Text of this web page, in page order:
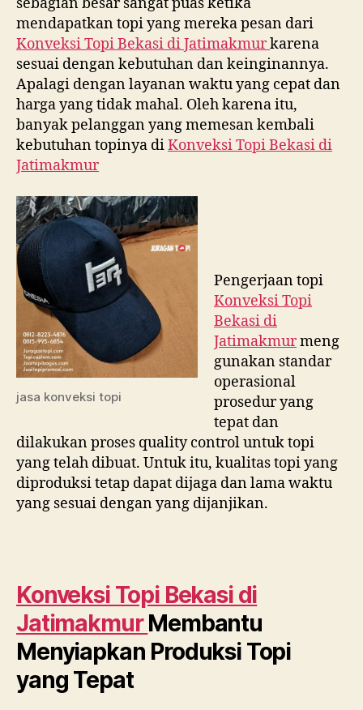
mendapatkan topi yang mereka pesan dari
Konveksi Topi Bekasi diJatimakmurkarena
sesuai dengan kebutuhan dan keinginannya.
Apalagi dengan layanan waktu yang cepat dan
harga yang tidak mahal. Oleh karena itu,
banyak pelanggan yang memesan kembali
kebutuhan topinya diKonveksi Topi Bekasi di
Jatimakmur
jasa konveksi topi
Pengerjaan topi
Konveksi Topi
Bekasi di
Jatimakmurmeng
gunakan standar
operasional
prosedur yang
tepat dan
dilakukan proses quality control untuk topi
yang telah dibuat. Untuk itu, kualitas topi yang
diproduksi tetap dapat dijaga dan lama waktu
yang sesuai dengan yang dijanjikan.
Konveksi Topi Bekasi di
Jatimakmur Membantu
Menyiapkan Produksi Topi
yang Tepat